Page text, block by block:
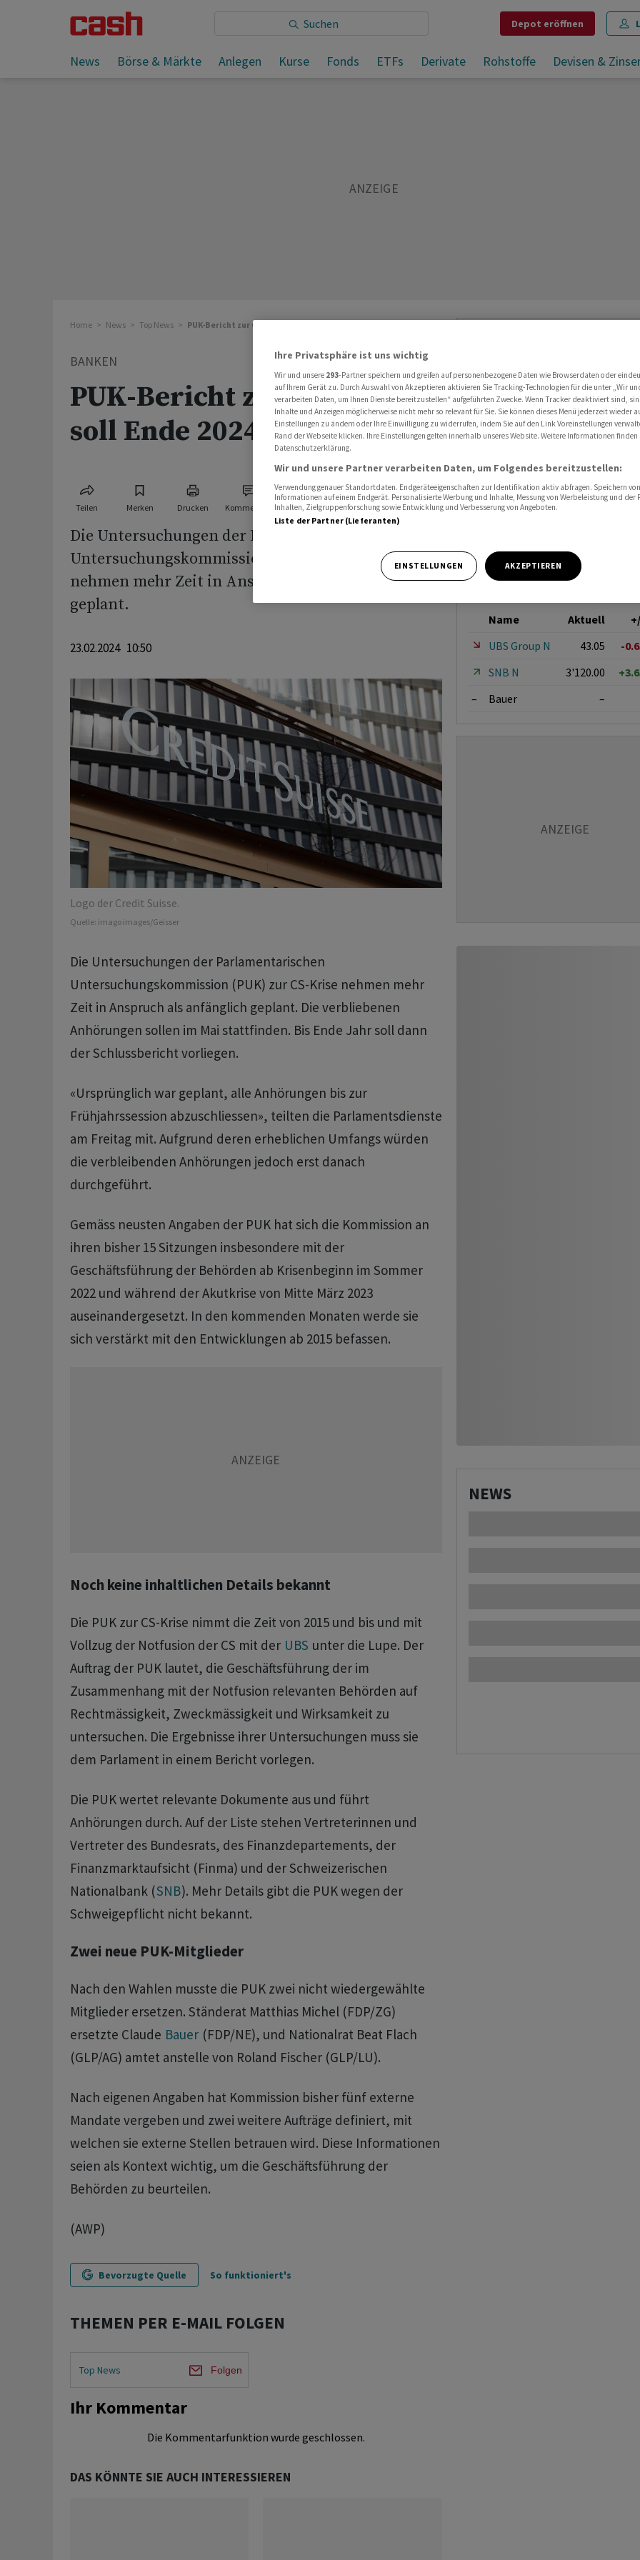
Depot eröffnen
News Börse & Märkte Anlegen Kurse Fonds ETFs Derivate Rohstoffe Devisen &
Sie lesen: PUK-Bericht zur CS-Krise soll Ende 2024 vorliegen
Teilen Merken Drucken Kommentare
Home News Top News PUK-Bericht zur CS-Krise soll Ende 2024 vorliegen
BANKEN
PUK-Bericht zur CS-Krise
soll Ende 2024 vorliegen
Teilen Merken Drucken Kommentare
Die Untersuchungen der Parlamentarischen
Untersuchungskommission (PUK) zur CS-Krise
nehmen mehr Zeit in Anspruch als anfänglich
geplant.
23.02.2024 10:50
Logo der Credit Suisse.
Quelle: imago images/Geisser
Die Untersuchungen der Parlamentarischen
Untersuchungskommission (PUK) zur CS-Krise nehmen mehr
Zeit in Anspruch als anfänglich geplant. Die verbliebenen
Anhörungen sollen im Mai stattfinden. Bis Ende Jahr soll dann
der Schlussbericht vorliegen.
«Ursprünglich war geplant, alle Anhörungen bis zur
Frühjahrssession abzuschliessen», teilten die Parlamentsdienste
am Freitag mit. Aufgrund deren erheblichen Umfangs würden
die verbleibenden Anhörungen jedoch erst danach
durchgeführt.
Gemäss neusten Angaben der PUK hat sich die Kommission an
ihren bisher 15 Sitzungen insbesondere mit der
Geschäftsführung der Behörden ab Krisenbeginn im Sommer
2022 und während der Akutkrise von Mitte März 2023
auseinandergesetzt. In den kommenden Monaten werde sie
sich verstärkt mit den Entwicklungen ab 2015 befassen.
Noch keine inhaltlichen Details bekannt
Die PUK zur CS-Krise nimmt die Zeit von 2015 und bis und mit
Vollzug der Notfusion der CS mit der UBS unter die Lupe. Der
Auftrag der PUK lautet, die Geschäftsführung der im
Zusammenhang mit der Notfusion relevanten Behörden auf
Rechtmässigkeit, Zweckmässigkeit und Wirksamkeit zu
untersuchen. Die Ergebnisse ihrer Untersuchungen muss sie
dem Parlament in einem Bericht vorlegen.
Die PUK wertet relevante Dokumente aus und führt
Anhörungen durch. Auf der Liste stehen Vertreterinnen und
Vertreter des Bundesrats, des Finanzdepartements, der
Finanzmarktaufsicht (Finma) und der Schweizerischen
Nationalbank (SNB). Mehr Details gibt die PUK wegen der
Schweigepflicht nicht bekannt.
Zwei neue PUK-Mitglieder
Nach den Wahlen musste die PUK zwei nicht wiedergewählte
Mitglieder ersetzen. Ständerat Matthias Michel (FDP/ZG)
ersetzte Claude Bauer (FDP/NE), und Nationalrat Beat Flach
(GLP/AG) amtet anstelle von Roland Fischer (GLP/LU).
Nach eigenen Angaben hat Kommission bisher fünf externe
Mandate vergeben und zwei weitere Aufträge definiert, mit
welchen sie externe Stellen betrauen wird. Diese Informationen
seien als Kontext wichtig, um die Geschäftsführung der
Behörden zu beurteilen.
(AWP)
Bevorzugte Quelle So funktioniert's
THEMEN PER E-MAIL FOLGEN
Top News Folgen
Ihr Kommentar
Die Kommentarfunktion wurde geschlossen.
DAS KÖNNTE SIE AUCH INTERESSIEREN
Name Aktuell
UBS Group N
43.05
-
SNB N
3'120.00
–
Bauer –
NEWS
Ihre Privatsphäre ist uns wichtig
Wir und unsere 293-Partner speichern und greifen auf personenbezogene Daten wie Browserdaten oder
auf Ihrem Gerät zu. Durch Auswahl von Akzeptieren aktivieren Sie Tracking-Technologien für die unter „Wir
verarbeiten Daten, um Ihnen Dienste bereitzustellen“ aufgeführten Zwecke. Wenn Tracker deaktiviert sind,
Inhalte und Anzeigen möglicherweise nicht mehr so relevant für Sie. Sie können dieses Menü jederzeit wieder
Einstellungen zu ändern oder Ihre Einwilligung zu widerrufen, indem Sie auf den Link Voreinstellungen
Rand der Webseite klicken. Ihre Einstellungen gelten innerhalb unseres Website. Weitere Informationen finden
Datenschutzerklärung.
Wir und unsere Partner verarbeiten Daten, um Folgendes bereitzustellen:
Verwendung genauer Standortdaten. Endgeräteeigenschaften zur Identifikation aktiv abfragen. Speichern
Informationen auf einem Endgerät. Personalisierte Werbung und Inhalte, Messung von Werbeleistung und der
Inhalten, Zielgruppenforschung sowie Entwicklung und Verbesserung von Angeboten.
Liste der Partner (Lieferanten)
EINSTELLUNGEN AKZEPTIEREN